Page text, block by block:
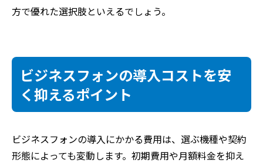
方で優れた選択肢といえるでしょう。
ビジネスフォンの導入コストを安
く抑えるポイント
ビジネスフォンの導入にかかる費用は、選ぶ機種や契約
形態によっても変動します。初期費用や月額料金を抑え